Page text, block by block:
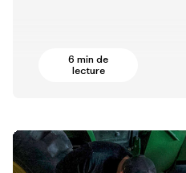
6 min de
lecture